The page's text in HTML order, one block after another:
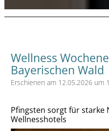
Wellness
Bayerischen Wald
Erschienen am 12.05.2026 um
Pfingsten sorgt für starke
Wellnesshotels